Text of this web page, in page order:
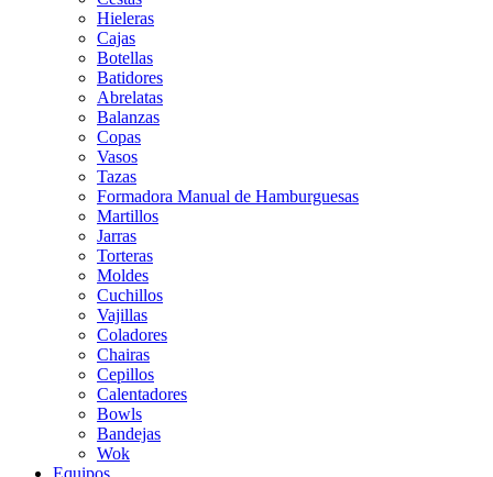
Hieleras
Cajas
Botellas
Batidores
Abrelatas
Balanzas
Copas
Vasos
Tazas
Formadora Manual de Hamburguesas
Martillos
Jarras
Torteras
Moldes
Cuchillos
Vajillas
Coladores
Chairas
Cepillos
Calentadores
Bowls
Bandejas
Wok
Equipos